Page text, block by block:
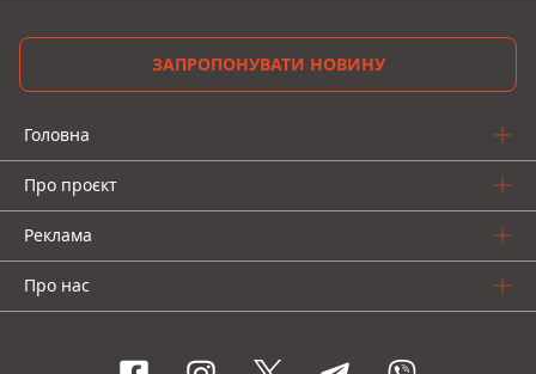
ЗАПРОПОНУВАТИ НОВИНУ
Головна
Про проєкт
Реклама
Про нас